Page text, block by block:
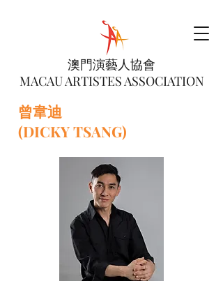
澳門演藝人協會
MACAU ARTISTES ASSOCIATION
曾韋迪
(DICKY TSANG)